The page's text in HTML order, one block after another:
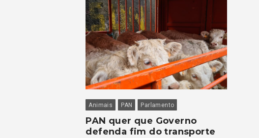
Animais PAN Parlamento
PAN quer que Governo
defenda fim do transporte